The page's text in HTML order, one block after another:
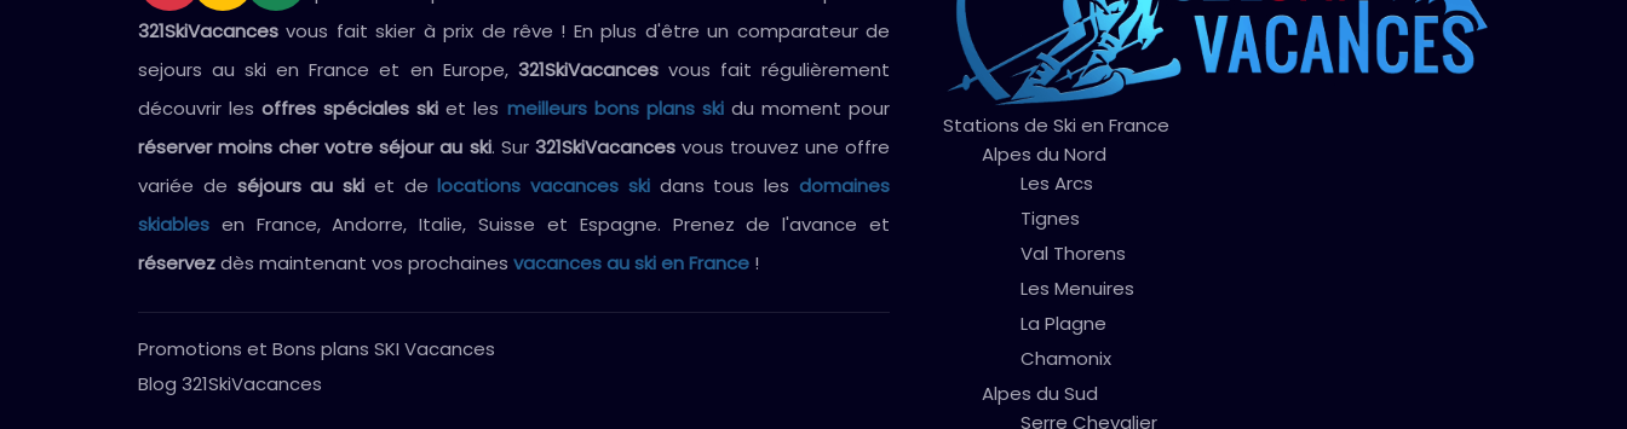
321SkiVacances vous fait skier à prix de rêve ! En plus d'être un comparateur de
sejours au ski en France et en Europe, 321SkiVacancesvous fait régulièrement
découvrir lesoffres spéciales ski et les meilleurs bons plans skidu moment pour
réserver moins cher votre séjour au ski. Sur 321SkiVacancesvous trouvez une offre
variée de séjours au ski et delocations vacances skidans tous lesdomaines
skiables en France, Andorre, Italie, Suisse et Espagne. Prenez de l'avance et
réservezdès maintenant vos prochaines vacances au ski en France !
Promotions et Bons plans SKI Vacances
Blog 321SkiVacances
Stations de Ski en France
Alpes du Nord
Les Arcs
Tignes
Val Thorens
Les Menuires
La Plagne
Chamonix
Alpes du Sud
Serre Chevalier